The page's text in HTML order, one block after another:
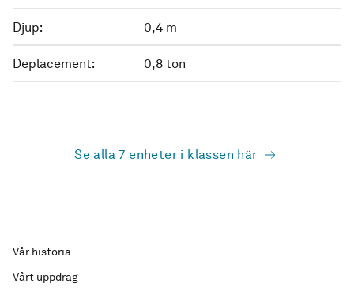
Djup: 0,4 m
Deplacement: 0,8 ton
Se alla 7 enheter i klassen här
Vår historia
Vårt uppdrag